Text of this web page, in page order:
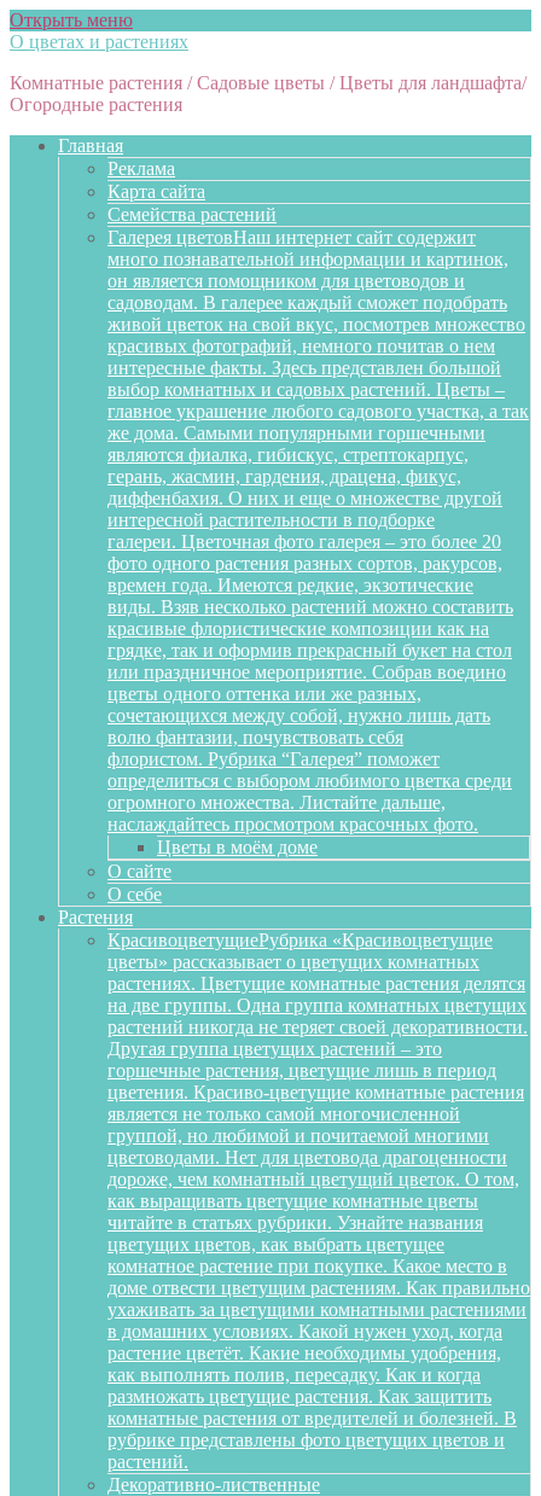
Открыть меню
О цветах и растениях
Комнатные растения / Садовые цветы / Цветы для ландшафта/
Огородные растения
Главная
Реклама
Карта сайта
Семейства растений
Галерея цветовНаш интернет сайт содержит
много познавательной информации и картинок,
он является помощником для цветоводов и
садоводам. В галерее каждый сможет подобрать
живой цветок на свой вкус, посмотрев множество
красивых фотографий, немного почитав о нем
интересные факты. Здесь представлен большой
выбор комнатных и садовых растений. Цветы –
главное украшение любого садового участка, а так
же дома. Самыми популярными горшечными
являются фиалка, гибискус, стрептокарпус,
герань, жасмин, гардения, драцена, фикус,
диффенбахия. О них и еще о множестве другой
интересной растительности в подборке
галереи. Цветочная фото галерея – это более 20
фото одного растения разных сортов, ракурсов,
времен года. Имеются редкие, экзотические
виды. Взяв несколько растений можно составить
красивые флористические композиции как на
грядке, так и оформив прекрасный букет на стол
или праздничное мероприятие. Собрав воедино
цветы одного оттенка или же разных,
сочетающихся между собой, нужно лишь дать
волю фантазии, почувствовать себя
флористом. Рубрика “Галерея” поможет
определиться с выбором любимого цветка среди
огромного множества. Листайте дальше,
наслаждайтесь просмотром красочных фото.
Цветы в моём доме
О сайте
О себе
Растения
КрасивоцветущиеРубрика «Красивоцветущие
цветы» рассказывает о цветущих комнатных
растениях. Цветущие комнатные растения делятся
на две группы. Одна группа комнатных цветущих
растений никогда не теряет своей декоративности.
Другая группа цветущих растений – это
горшечные растения, цветущие лишь в период
цветения. Красиво-цветущие комнатные растения
является не только самой многочисленной
группой, но любимой и почитаемой многими
цветоводами. Нет для цветовода драгоценности
дороже, чем комнатный цветущий цветок. О том,
как выращивать цветущие комнатные цветы
читайте в статьях рубрики. Узнайте названия
цветущих цветов, как выбрать цветущее
комнатное растение при покупке. Какое место в
доме отвести цветущим растениям. Как правильно
ухаживать за цветущими комнатными растениями
в домашних условиях. Какой нужен уход, когда
растение цветёт. Какие необходимы удобрения,
как выполнять полив, пересадку. Как и когда
размножать цветущие растения. Как защитить
комнатные растения от вредителей и болезней. В
рубрике представлены фото цветущих цветов и
растений.
Декоративно-лиственные